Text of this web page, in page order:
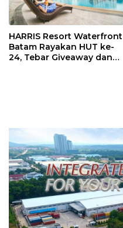
HARRIS Resort Waterfront
Batam Rayakan HUT ke-
24, Tebar Giveaway dan